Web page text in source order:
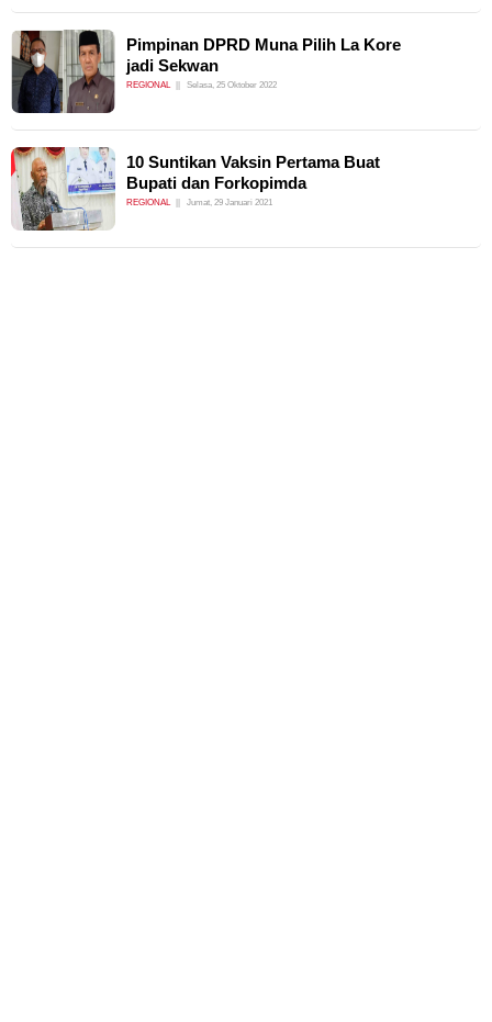
Pimpinan DPRD Muna Pilih La Kore
jadi Sekwan
REGIONAL Selasa, 25 Oktober 2022
10 Suntikan Vaksin Pertama Buat
Bupati dan Forkopimda
REGIONAL Jumat, 29 Januari 2021